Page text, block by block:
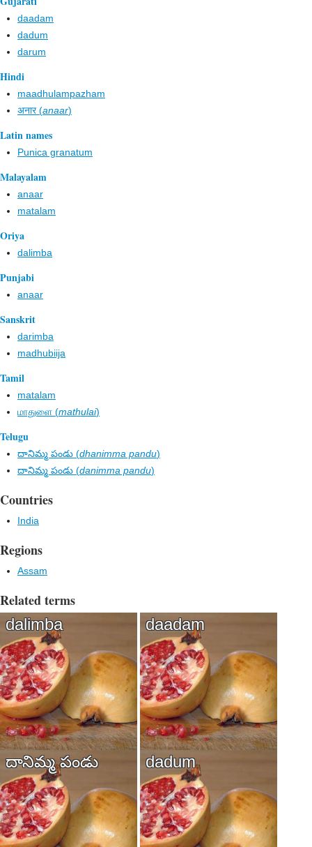
daadam
dadum
darum
Hindi
maadhulampazham
अनार (anaar)
Latin names
Punica granatum
Malayalam
anaar
matalam
Oriya
dalimba
Punjabi
anaar
Sanskrit
darimba
madhubiija
Tamil
matalam
மாதுளை (mathulai)
Telugu
దానిమ్మ పండు (dhanimma pandu)
దానిమ్మ పండు (danimma pandu)
Countries
India
Regions
Assam
Related terms
dalimba daadam
దానిమ్మ పండు dadum